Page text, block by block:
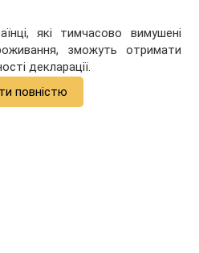
які тимчасово вимушені
зможуть отримати
декларації.
повністю